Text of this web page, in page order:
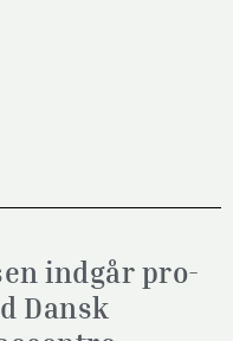
indgår pro-
Dansk